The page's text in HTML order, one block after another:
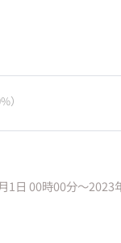
）
1日 00時00分〜2023